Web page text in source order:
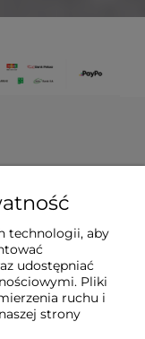
technologii, aby
udostępniać
Pliki
ruchu i
strony